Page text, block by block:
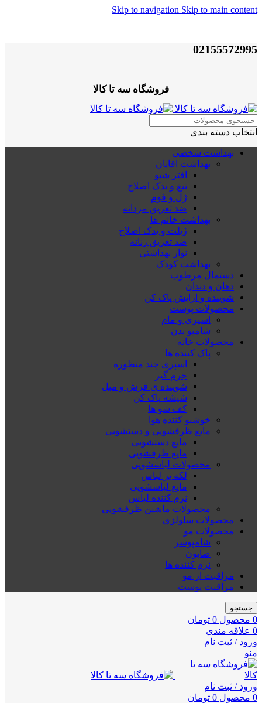
Skip to navigation Skip to main content
02155572995
فروشگاه سه تا کالا
انتخاب دسته بندی
بهداشت شخصی
بهداشت اقایان
افتر شیو
تیغ و یدک اصلاح
ژل و فوم
ضد تعریق مردانه
بهداشت خانم ها
ژیلت و یدک اصلاح
ضد تعریق زنانه
نوار بهداشتی
بهداشت کودک
دستمال مرطوب
دهان و دندان
شوینده و ارایش پاک کن
محصولات پوست
اسپری و مام
شامپو بدن
محصولات خانه
پاک کننده ها
اسپری چند منظوره
جرم گیر
شوینده ی فرش و مبل
شیشه پاک کن
کف شو ها
خوشبو کننده هوا
مایع ظرفشویی و دستشویی
مایع دستشویی
مایع ظرفشویی
محصولات لباسشویی
لکه بر لباس
مایع لباسشویی
نرم کننده لباس
محصولات ماشین ظرفشویی
محصولات سلولزی
محصولات مو
شامپوسر
صابون
نرم کننده ها
مراقبت از مو
مراقبت پوست
جستجو
0 محصول 0 تومان
0 علاقه مندی
ورود / ثبت نام
منو
ورود / ثبت نام
0 محصول 0 تومان